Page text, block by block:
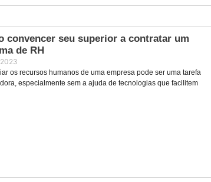
convencer seu superior a contratar um
de RH
os recursos humanos de uma empresa pode ser uma tarefa
especialmente sem a ajuda de tecnologias que facilitem